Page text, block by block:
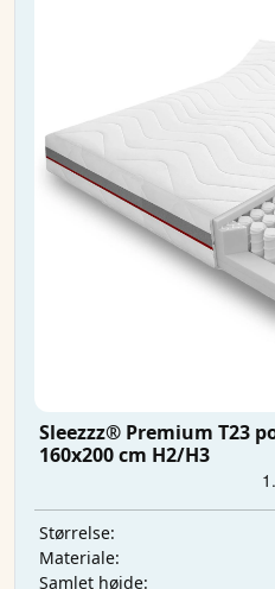
Sleezzz® Premium T23
160x200 cm H2/H3
Størrelse:
Materiale:
Samlet højde: